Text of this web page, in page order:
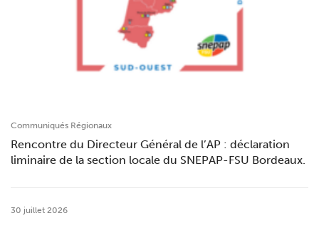
Communiqués Régionaux
Rencontre du Directeur Général de l’AP : déclaration
liminaire de la section locale du SNEPAP-FSU Bordeaux.
30 juillet 2026